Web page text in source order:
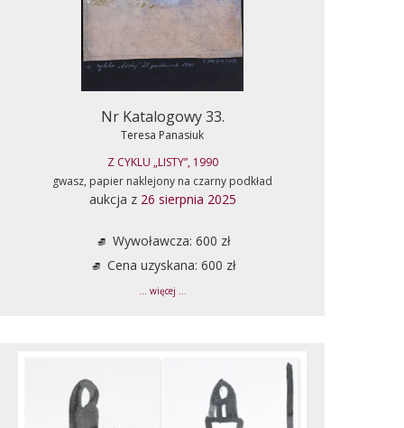
Nr Katalogowy 33.
Teresa Panasiuk
Z CYKLU „LISTY”, 1990
gwasz, papier naklejony na czarny podkład
aukcja z 26 sierpnia 2025
Wywoławcza: 600 zł
Cena uzyskana: 600 zł
... więcej ...